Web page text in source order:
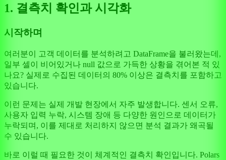
1. 결측치 확인과 시각화
시작하며
여러분이 고객 데이터를 분석하려고 DataFrame을 불러왔는데,
일부 셀이 비어있거나 null 값으로 가득한 상황을 겪어본 적 있
나요? 실제로 수집된 데이터의 80% 이상은 결측치를 포함하고
있습니다.
이런 문제는 실제 개발 현장에서 자주 발생합니다. 센서 오류,
사용자 입력 누락, 시스템 장애 등 다양한 원인으로 데이터가
누락되며, 이를 제대로 처리하지 않으면 분석 결과가 왜곡될
수 있습니다.
바로 이럴 때 필요한 것이 체계적인 결측치 확인입니다. Polars